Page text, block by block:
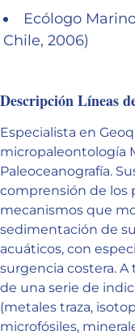
Ecólogo
Chile, 2006)
Descripción Líneas
Especialista en
micropaleontología
Paleoceanografía.
comprensión de los
mecanismos que
sedimentación de
acuáticos, con
surgencia costera. A
de una serie de
(metales traza,
microfósiles,